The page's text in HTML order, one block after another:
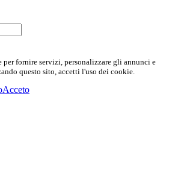
fornire servizi, personalizzare gli annunci e
questo sito, accetti l'uso dei cookie.
Acceto